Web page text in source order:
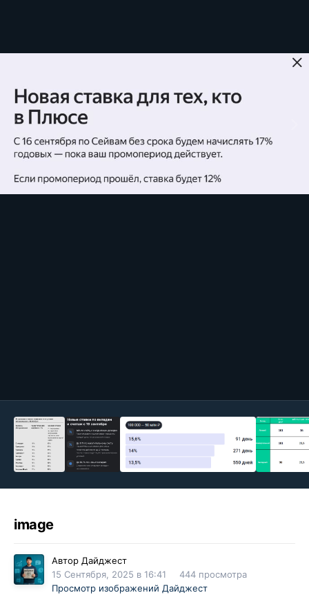
image
Автор Дайджест
15 Сентября, 2025 в 16:41
444 просмотра
Просмотр изображений Дайджест